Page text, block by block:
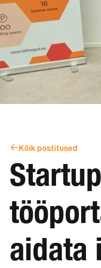
Kõik postitused
aidata